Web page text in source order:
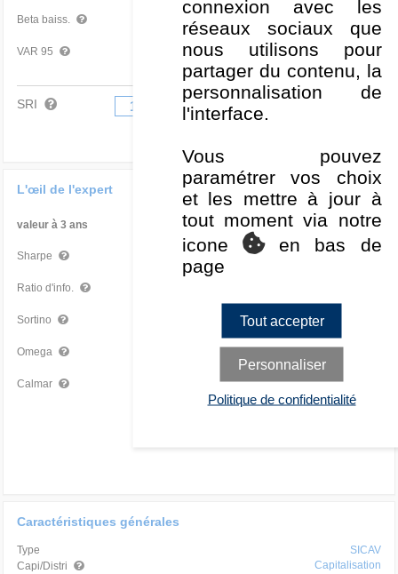
Beta baiss. 0,97 Moyen
VAR 95 -3,19 % Moyen
SRI 1 3
L'œil de l'expert
valeur à 3 ans Par rapport à la Cat
Sharpe 0,45 Très mauvais
Ratio d'info.
Sortino Très mauvais
Omega Très mauvais
Calmar Mauvais
Caractéristiques générales
Type
SICAV
Capi/Distri
Capitalisation
connexion avec les
réseaux sociaux que
nous utilisons pour
partager du contenu, la
personnalisation de
l'interface.
Vous pouvez
paramétrer vos choix
et les mettre à jour à
tout moment via notre
icone
en bas de
page
Tout accepter
Personnaliser
Politique de confidentialité